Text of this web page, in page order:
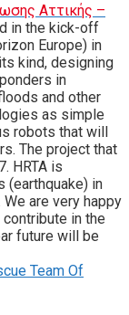
Αττικής –
in the kick-off
Europe) in
kind, designing
in
and other
as simple
robots that will
The project that
HRTA is
(earthquake) in
are very happy
in the
future will be
Team Of